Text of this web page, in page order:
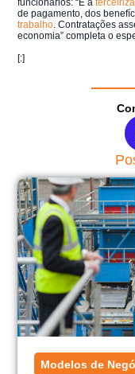
de pagamento, dos
trabalho . Contratações
economia” completa o
[:]
Modelos de